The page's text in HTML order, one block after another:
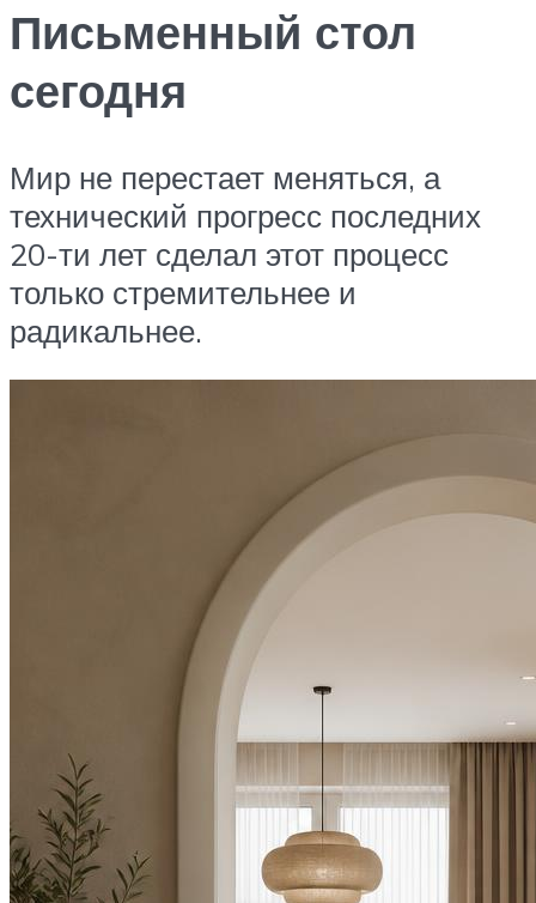
Письменный стол
сегодня
Мир не перестает меняться, а
технический прогресс последних
20-ти лет сделал этот процесс
только стремительнее и
радикальнее.